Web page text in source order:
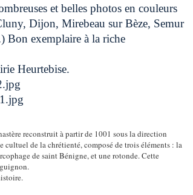
et belles photos en couleurs
Dijon, Mirebeau sur Bèze, Semur
Bon exemplaire à la riche
Heurtebise.
reconstruit à partir de 1001 sous la direction
de la chrétienté, composé de trois éléments : la
de saint Bénigne, et une rotonde. Cette